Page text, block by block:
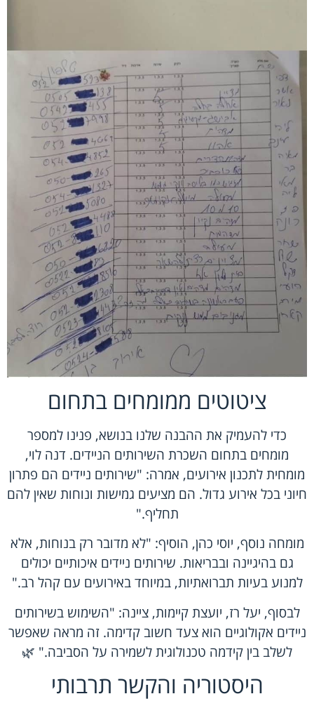
ציטוטים ממומחים בתחום
כדי להעמיק את ההבנה שלנו בנושא, פנינו למספר
מומחים בתחום השכרת השירותים הניידים. דנה לוי,
מומחית לתכנון אירועים, אמרה: "שירותים ניידים הם פתרון
חיוני בכל אירוע גדול. הם מציעים גמישות ונוחות שאין להם
תחליף."
מומחה נוסף, יוסי כהן, הוסיף: "לא מדובר רק בנוחות, אלא
גם בהיגיינה ובבריאות. שירותים ניידים איכותיים יכולים
למנוע בעיות תברואתיות, במיוחד באירועים עם קהל רב."
לבסוף, יעל רז, יועצת קיימות, ציינה: "השימוש בשירותים
ניידים אקולוגיים הוא צעד חשוב קדימה. זה מראה שאפשר
לשלב בין קידמה טכנולוגית לשמירה על הסביבה." 🌿
היסטוריה והקשר תרבותי